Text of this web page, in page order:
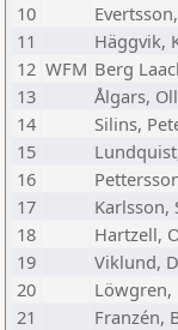
10
11
Häggvik,
12 WFM Berg
13
Ålgars,
14
Silins,
15
16
17
Karlsson,
18
Hartzell,
19
Viklund,
20
Löwgren,
21
Franzén,